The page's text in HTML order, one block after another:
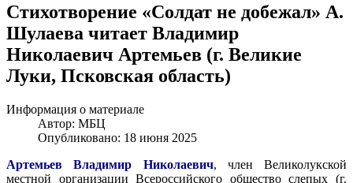
Стихотворение «Солдат не добежал» А.
Шулаева читает Владимир
Николаевич Артемьев (г. Великие
Луки, Псковская область)
Информация о материале
Автор: МБЦ
Опубликовано: 18 июня 2025
Артемьев Владимир Николаевич, член Великолукской
местной организации Всероссийского общество слепых (г.